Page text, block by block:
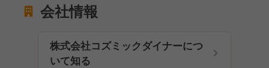
会社情報
株式会社コズミックダイナーにつ
いて知る